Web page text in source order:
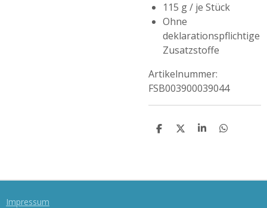
115 g / je Stück
Ohne
deklarationspflichtige
Zusatzstoffe
Artikelnummer:
FSB003900039044
T
N
T
N
T
N
T
N
Impressum